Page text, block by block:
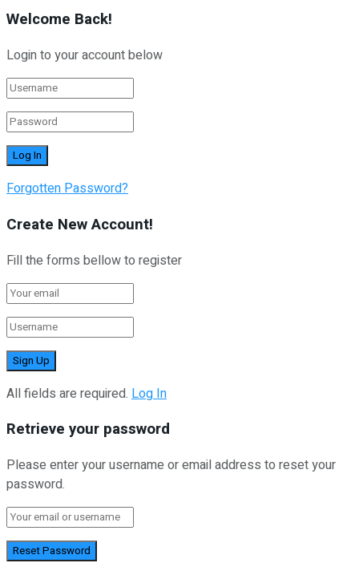
Welcome Back!
Login to your account below
Forgotten Password?
Create New Account!
Fill the forms bellow to register
All fields are required. Log In
Retrieve your password
Please enter your username or email address to reset your
password.